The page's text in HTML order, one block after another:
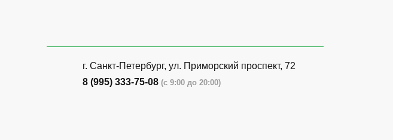
г. Санкт-Петербург, ​ул. Приморский проспект, 72
8 (995) 333-75-08 (с 9:00 до 20:00)